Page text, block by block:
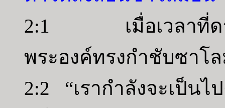
2:1 เมื่อเวลาที่ดาวิ
พระองค์ทรงกำชับซาโ
2:2 “เรากำลังจะเป็น